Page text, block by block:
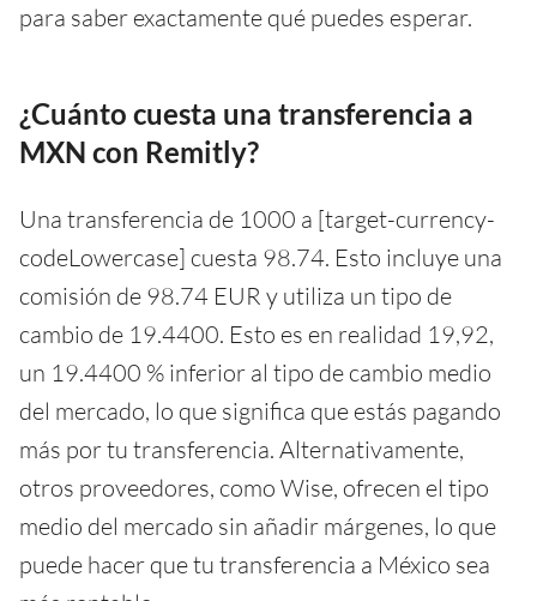
para saber exactamente qué puedes esperar.
¿Cuánto cuesta una transferencia a
MXN con Remitly?
Una transferencia de 1000 a [target-currency-
codeLowercase] cuesta 98.74. Esto incluye una
comisión de 98.74 EUR y utiliza un tipo de
cambio de 19.4400. Esto es en realidad 19,92,
un 19.4400 % inferior al tipo de cambio medio
del mercado, lo que significa que estás pagando
más por tu transferencia. Alternativamente,
otros proveedores, como Wise, ofrecen el tipo
medio del mercado sin añadir márgenes, lo que
puede hacer que tu transferencia a México sea